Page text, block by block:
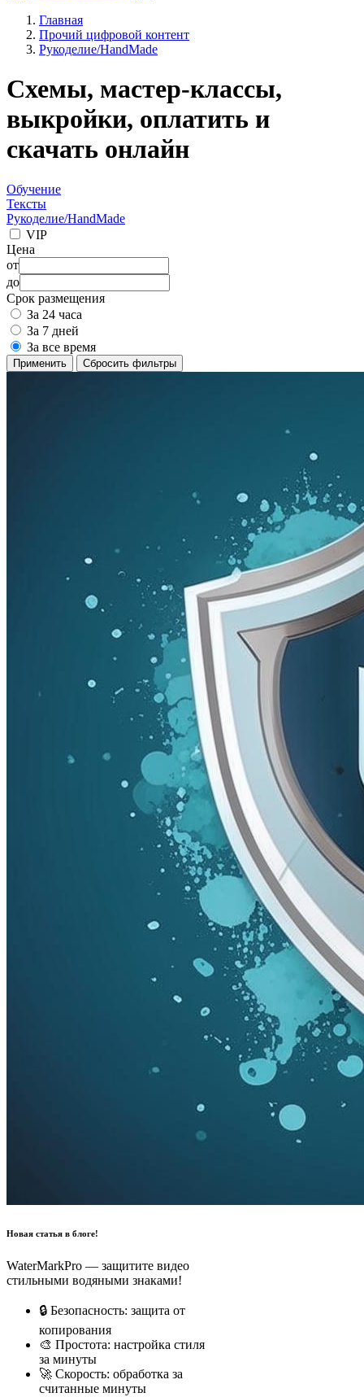
Главная
Прочий цифровой контент
Рукоделие/HandMade
Схемы, мастер-классы,
выкройки, оплатить и
скачать онлайн
Обучение
Тексты
Рукоделие/HandMade
VIP
Цена
от
до
Срок размещения
За 24 часа
За 7 дней
За все время
Применить Сбросить фильтры
Новая статья в блоге!
WaterMarkPro — защитите видео
стильными водяными знаками!
🔒 Безопасность: защита от
копирования
🎨 Простота: настройка стиля
за минуты
🚀 Скорость: обработка за
считанные минуты